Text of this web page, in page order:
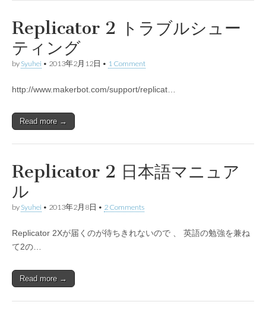
Replicator 2 トラブルシュー
ティング
by Syuhei • 2013年2月12日 • 1 Comment
http://www.makerbot.com/support/replicat…
Read more →
Replicator 2 日本語マニュア
ル
by Syuhei • 2013年2月8日 • 2 Comments
Replicator 2Xが届くのが待ちきれないので 、 英語の勉強を兼ね
て2の…
Read more →